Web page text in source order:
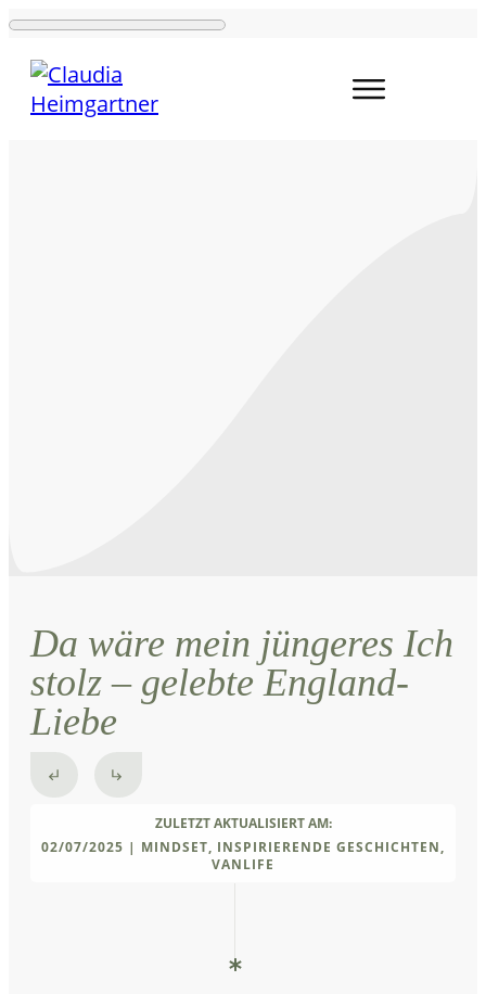
Da wäre mein jüngeres Ich
stolz – gelebte England-
Liebe
ZULETZT AKTUALISIERT AM:
02/07/2025 | MINDSET, INSPIRIERENDE GESCHICHTEN,
VANLIFE